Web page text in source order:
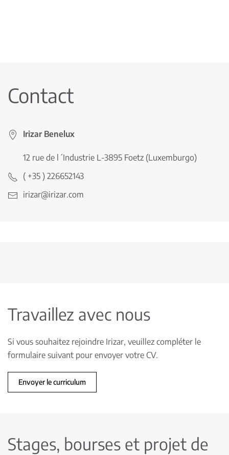
Contact
Irizar Benelux
12 rue de l´Industrie L-3895 Foetz (Luxemburgo)
( +35 ) 226652143
irizar@irizar.com
Travaillez avec nous
Si vous souhaitez rejoindre Irizar, veuillez compléter le
formulaire suivant pour envoyer votre CV.
Envoyer le curriculum
Stages, bourses et projet de